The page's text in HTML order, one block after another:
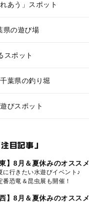
あう」スポット
県の遊び場
スポット
葉県の釣り堀
びスポット
目記事」
東】8月＆夏休みのオススメ
に行きたい水遊びイベント♪
番恐竜＆昆虫展も開催！
西】8月＆夏休みのオススメ